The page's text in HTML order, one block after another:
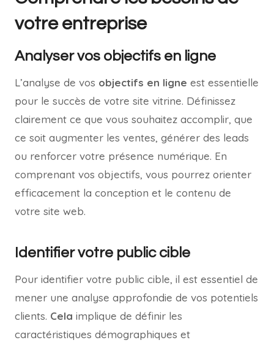
votre entreprise
Analyser vos objectifs en ligne
L’analyse de vos objectifs en ligne est essentielle
pour le succès de votre site vitrine. Définissez
clairement ce que vous souhaitez accomplir, que
ce soit augmenter les ventes, générer des leads
ou renforcer votre présence numérique. En
comprenant vos objectifs, vous pourrez orienter
efficacement la conception et le contenu de
votre site web.
Identifier votre public cible
Pour identifier votre public cible, il est essentiel de
mener une analyse approfondie de vos potentiels
clients. Cela implique de définir les
caractéristiques démographiques et